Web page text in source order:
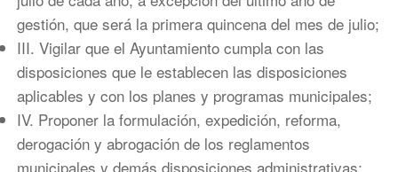
gestión, que será la primera quincena del mes de julio;
III. Vigilar que el Ayuntamiento cumpla con las
disposiciones que le establecen las disposiciones
aplicables y con los planes y programas municipales;
IV. Proponer la formulación, expedición, reforma,
derogación y abrogación de los reglamentos
municipales y demás disposiciones administrativas;